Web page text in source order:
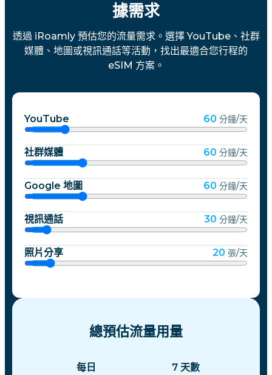
據需求
透過 iRoamly 預估您的流量需求。選擇 YouTube、社群
媒體、地圖或視訊通話等活動，找出最適合您行程的
eSIM 方案。
YouTube 60 分鐘/天
社群媒體 60 分鐘/天
Google 地圖 60 分鐘/天
視訊通話 30 分鐘/天
照片分享 20 張/天
總預估流量用量
每日 7 天數